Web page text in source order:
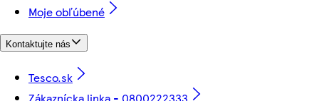
Moje obľúbené
Kontaktujte nás
Tesco.sk